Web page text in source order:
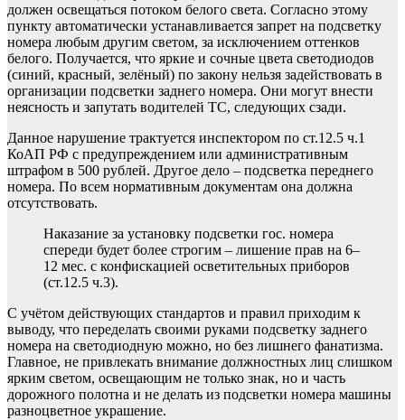
должен освещаться потоком белого света. Согласно этому
пункту автоматически устанавливается запрет на подсветку
номера любым другим светом, за исключением оттенков
белого. Получается, что яркие и сочные цвета светодиодов
(синий, красный, зелёный) по закону нельзя задействовать в
организации подсветки заднего номера. Они могут внести
неясность и запутать водителей ТС, следующих сзади.
Данное нарушение трактуется инспектором по ст.12.5 ч.1
КоАП РФ с предупреждением или административным
штрафом в 500 рублей. Другое дело – подсветка переднего
номера. По всем нормативным документам она должна
отсутствовать.
Наказание за установку подсветки гос. номера
спереди будет более строгим – лишение прав на 6–
12 мес. с конфискацией осветительных приборов
(ст.12.5 ч.3).
С учётом действующих стандартов и правил приходим к
выводу, что переделать своими руками подсветку заднего
номера на светодиодную можно, но без лишнего фанатизма.
Главное, не привлекать внимание должностных лиц слишком
ярким светом, освещающим не только знак, но и часть
дорожного полотна и не делать из подсветки номера машины
разноцветное украшение.